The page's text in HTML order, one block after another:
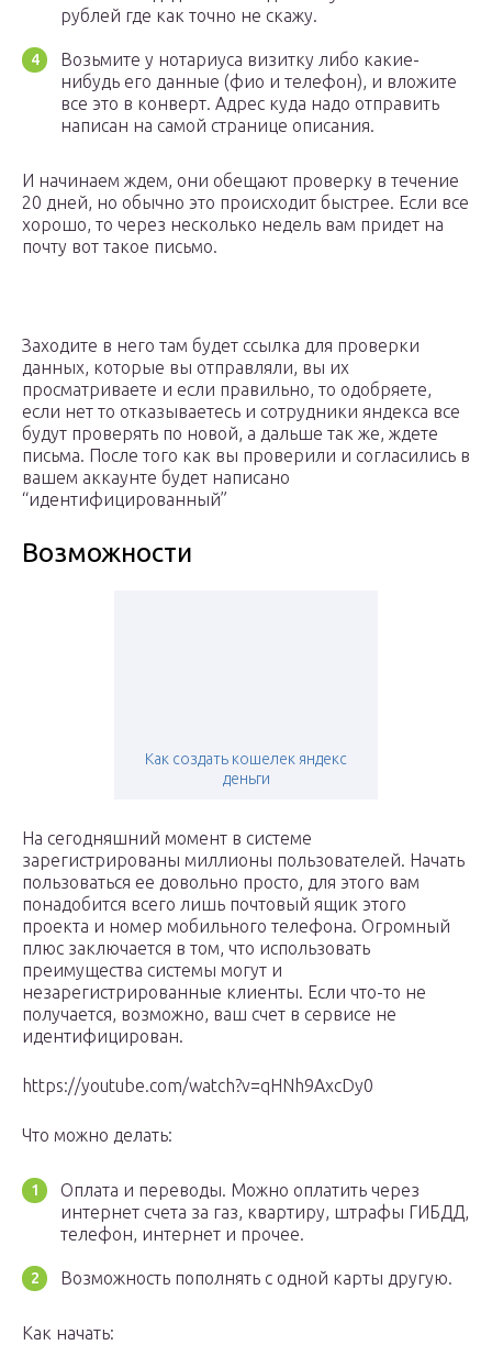
рублей где как точно не скажу.
Возьмите у нотариуса визитку либо какие-
нибудь его данные (фио и телефон), и вложите
все это в конверт. Адрес куда надо отправить
написан на самой странице описания.
И начинаем ждем, они обещают проверку в течение
20 дней, но обычно это происходит быстрее. Если все
хорошо, то через несколько недель вам придет на
почту вот такое письмо.
Заходите в него там будет ссылка для проверки
данных, которые вы отправляли, вы их
просматриваете и если правильно, то одобряете,
если нет то отказываетесь и сотрудники яндекса все
будут проверять по новой, а дальше так же, ждете
письма. После того как вы проверили и согласились в
вашем аккаунте будет написано
“идентифицированный”
Возможности
Как создать кошелек яндекс
деньги
На сегодняшний момент в системе
зарегистрированы миллионы пользователей. Начать
пользоваться ее довольно просто, для этого вам
понадобится всего лишь почтовый ящик этого
проекта и номер мобильного телефона. Огромный
плюс заключается в том, что использовать
преимущества системы могут и
незарегистрированные клиенты. Если что-то не
получается, возможно, ваш счет в сервисе не
идентифицирован.
https://youtube.com/watch?v=qHNh9AxcDy0
Что можно делать:
Оплата и переводы. Можно оплатить через
интернет счета за газ, квартиру, штрафы ГИБДД,
телефон, интернет и прочее.
Возможность пополнять с одной карты другую.
Как начать: